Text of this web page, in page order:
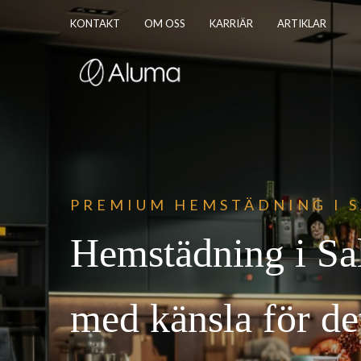
KONTAKT OM OSS KARRIÄR ARTIKLAR
PREM IUM HEMSTÄDNING I
Hemstädning i
med känsla för